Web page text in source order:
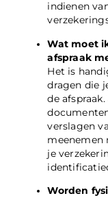
indienen
Wat moet
afspraak
Het is
dragen die
de
verslagen
meenemen
je
Worden